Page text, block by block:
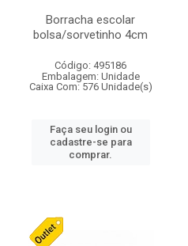
Borracha escolar
bolsa/sorvetinho 4cm
Código: 495186
Embalagem: Unidade
Caixa Com: 576 Unidade(s)
Faça seu login ou
cadastre-se para
comprar.